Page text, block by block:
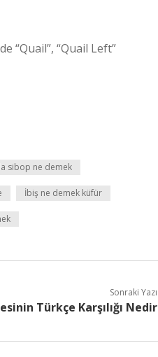
“Quail”, “Quail Left”
sibop ne demek
İbiş ne demek küfür
Sonraki Yazı
Türkçe Karşılığı Nedir